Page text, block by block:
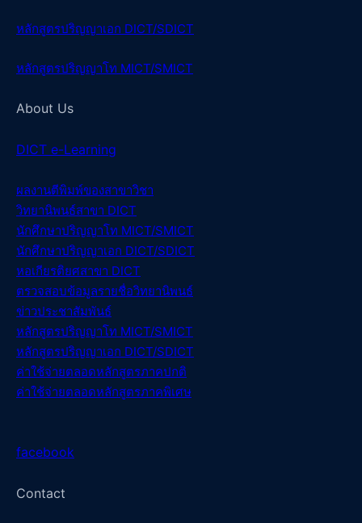
หลักสูตรปริญญาเอก DICT/SDICT
หลักสูตรปริญญาโท MICT/SMICT
About Us
DICT e-Learning
ผลงานตีพิมพ์ของสาขาวิชา
วิทยานิพนธ์สาขา DICT
นักศึกษาปริญญาโท MICT/SMICT
นักศึกษาปริญญาเอก DICT/SDICT
หอเกียรติยศสาขา DICT
ตรวจสอบข้อมูลรายชื่อวิทยานิพนธ์
ข่าวประชาสัมพันธ์
หลักสูตรปริญญาโท MICT/SMICT
หลักสูตรปริญญาเอก DICT/SDICT
ค่าใช้จ่ายตลอดหลักสูตรภาคปกติ
ค่าใช้จ่ายตลอดหลักสูตรภาคพิเศษ
facebook
Contact